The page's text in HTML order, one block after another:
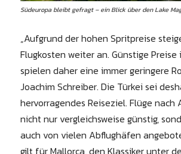
Südeuropa bleibt gefragt – ein Blick über den Lake
„Aufgrund der hohen Spritpreise
Flugkosten weiter an. Günstige
spielen daher eine immer geringere
Joachim Schreiber. Die Türkei sei
hervorragendes Reiseziel. Flüge nach
nicht nur vergleichsweise günstig,
auch von vielen Abflughäfen
gilt für Mallorca, den Klassiker unter